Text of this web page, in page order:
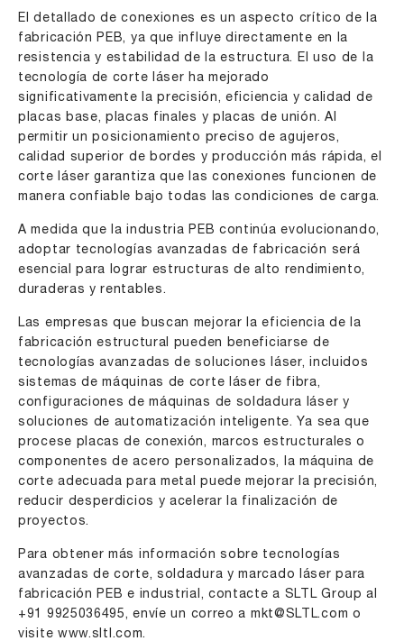
El detallado de conexiones es un aspecto crítico de la
fabricación PEB, ya que influye directamente en la
resistencia y estabilidad de la estructura. El uso de la
tecnología de corte láser ha mejorado
significativamente la precisión, eficiencia y calidad de
placas base, placas finales y placas de unión. Al
permitir un posicionamiento preciso de agujeros,
calidad superior de bordes y producción más rápida, el
corte láser garantiza que las conexiones funcionen de
manera confiable bajo todas las condiciones de carga.
A medida que la industria PEB continúa evolucionando,
adoptar tecnologías avanzadas de fabricación será
esencial para lograr estructuras de alto rendimiento,
duraderas y rentables.
Las empresas que buscan mejorar la eficiencia de la
fabricación estructural pueden beneficiarse de
tecnologías avanzadas de soluciones láser, incluidos
sistemas de máquinas de corte láser de fibra,
configuraciones de máquinas de soldadura láser y
soluciones de automatización inteligente. Ya sea que
procese placas de conexión, marcos estructurales o
componentes de acero personalizados, la máquina de
corte adecuada para metal puede mejorar la precisión,
reducir desperdicios y acelerar la finalización de
proyectos.
Para obtener más información sobre tecnologías
avanzadas de corte, soldadura y marcado láser para
fabricación PEB e industrial, contacte a SLTL Group al
+91 9925036495, envíe un correo a mkt@SLTL.com o
visite www.sltl.com.